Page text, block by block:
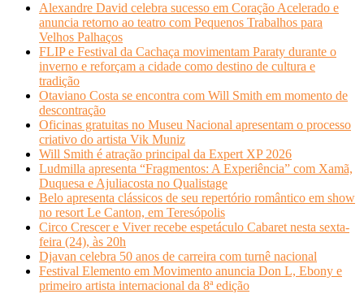
Alexandre David celebra sucesso em Coração Acelerado e
anuncia retorno ao teatro com Pequenos Trabalhos para
Velhos Palhaços
FLIP e Festival da Cachaça movimentam Paraty durante o
inverno e reforçam a cidade como destino de cultura e
tradição
Otaviano Costa se encontra com Will Smith em momento de
descontração
Oficinas gratuitas no Museu Nacional apresentam o processo
criativo do artista Vik Muniz
Will Smith é atração principal da Expert XP 2026
Ludmilla apresenta “Fragmentos: A Experiência” com Xamã,
Duquesa e Ajuliacosta no Qualistage
Belo apresenta clássicos de seu repertório romântico em show
no resort Le Canton, em Teresópolis
Circo Crescer e Viver recebe espetáculo Cabaret nesta sexta-
feira (24), às 20h
Djavan celebra 50 anos de carreira com turnê nacional
Festival Elemento em Movimento anuncia Don L, Ebony e
primeiro artista internacional da 8ª edição